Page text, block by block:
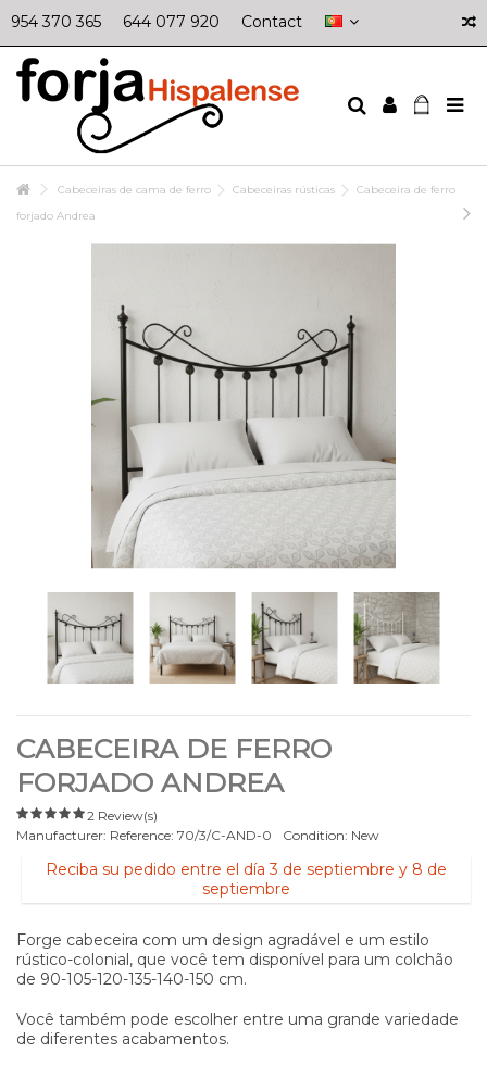
954 370 365 644 077 920 Contact
Cabeceiras de cama de ferro Cabeceiras rústicas
Cabeceira de ferro
forjado Andrea
CABECEIRA DE FERRO
FORJADO ANDREA
2 Review(s)
Manufacturer: Reference: 70/3/C-AND-0 Condition: New
Reciba su pedido entre el día 3 de septiembre y 8 de
septiembre
Forge cabeceira com um design agradável e um estilo
rústico-colonial, que você tem disponível para um colchão
de 90-105-120-135-140-150 cm.
Você também pode escolher entre uma grande variedade
de diferentes acabamentos.